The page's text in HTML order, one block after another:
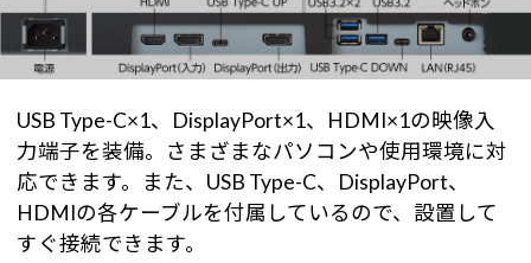
USB Type-C×1、DisplayPort×1、HDMI×1の映像入
力端子を装備。さまざまなパソコンや使用環境に対
応できます。また、USB Type-C、DisplayPort、
HDMIの各ケーブルを付属しているので、設置して
すぐ接続できます。